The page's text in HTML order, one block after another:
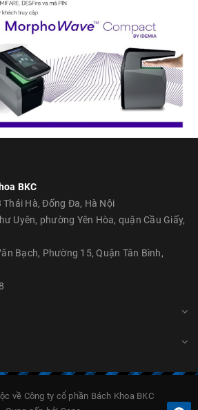
BKC
Hà, Đống Đa, Hà Nội
Uyên, phường Yên Hòa, quận Cầu Giấy,
Bạch, Phường 15, Quận Tân Bình,
về Công ty cổ phần Bách Khoa BKC